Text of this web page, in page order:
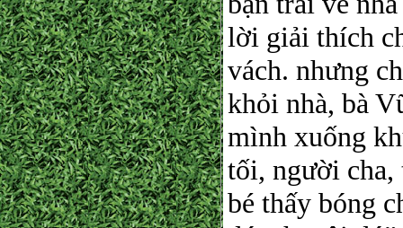
lời giải thích
vách. nhưng
khỏi nhà, bà
mình xuống
tối, người cha,
bé thấy bóng